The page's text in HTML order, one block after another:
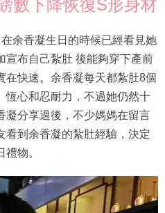
數下降恢復S形身材
余香凝生日的時候已經看見她
宣布自己紮肚 後能夠穿下產前
在快速。余香凝每天都紮肚8個
恆心和忍耐力，不過她仍然十
凝分享過後，不少媽媽在留言
看到余香凝的紮肚經驗，決定
物。